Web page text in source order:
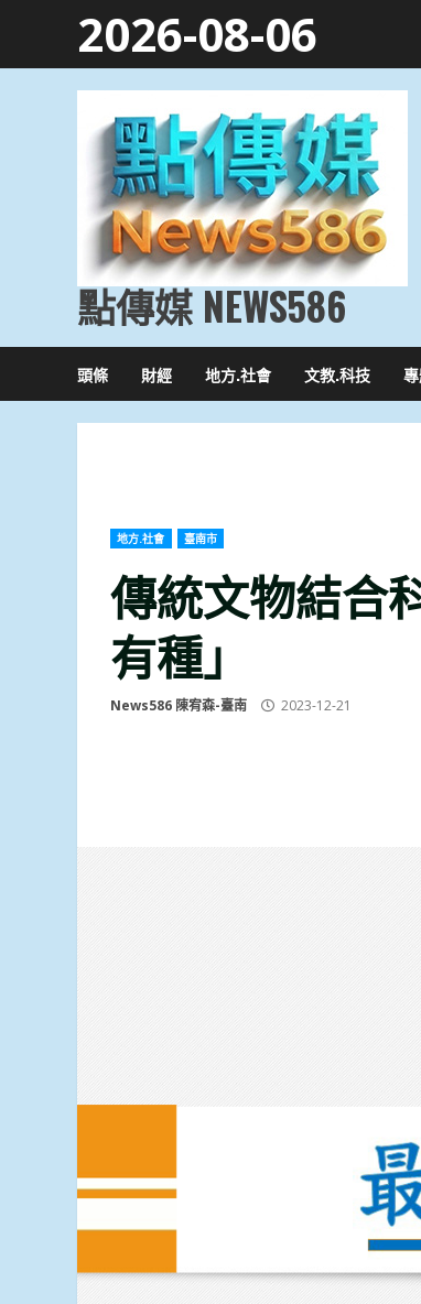
2026-08-06
點傳媒 NEWS586
頭條 財經 地方.社會 文教.科技
地方.社會 臺南市
傳統文物結合
有種」
News586 陳宥森-臺南 2023-12-21